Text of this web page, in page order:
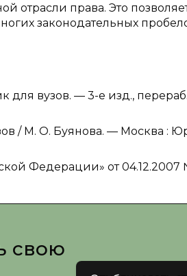
отрасли права. Это
законодательных
для вузов. — 3-е изд.,
/ М. О. Буянова. — Москва :
Федерации» от 04.12.2007
свою